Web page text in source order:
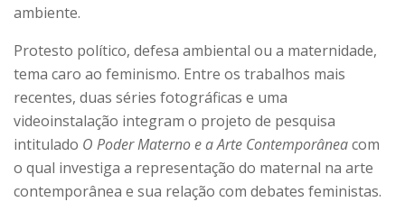
ambiente.
Protesto político, defesa ambiental ou a maternidade,
tema caro ao feminismo. Entre os trabalhos mais
recentes, duas séries fotográficas e uma
videoinstalação integram o projeto de pesquisa
intitulado O Poder Materno e a Arte Contemporâneacom
o qual investiga a representação do maternal na arte
contemporânea e sua relação com debates feministas.